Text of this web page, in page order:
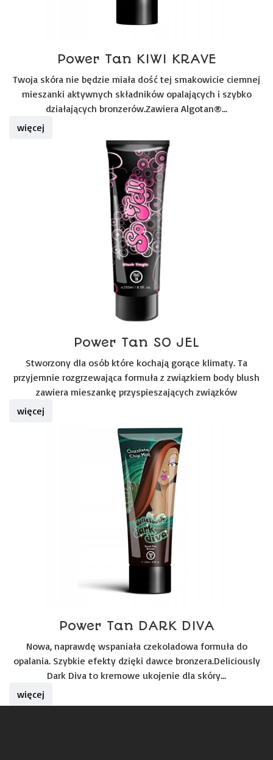
Power Tan KIWI KRAVE
Twoja skóra nie będzie miała dość tej smakowicie ciemnej
mieszanki aktywnych składników opalających i szybko
działających bronzerów.Zawiera Algotan®...
więcej
Power Tan SO JEL
Stworzony dla osób które kochają gorące klimaty. Ta
przyjemnie rozgrzewająca formuła z związkiem body blush
zawiera mieszankę przyspieszających związków
więcej
Power Tan DARK DIVA
Nowa, naprawdę wspaniała czekoladowa formuła do
opalania. Szybkie efekty dzięki dawce bronzera.Deliciously
Dark Diva to kremowe ukojenie dla skóry...
więcej